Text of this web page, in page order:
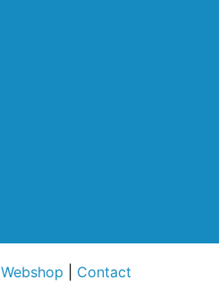
Webshop
Contact